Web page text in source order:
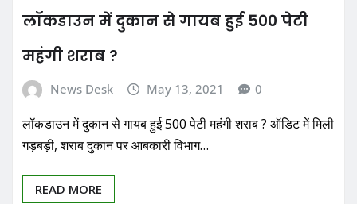
लॉकडाउन में दुकान से गायब हुई 500 पेटी
महंगी शराब ?
News Desk May 13, 2021 0
लॉकडाउन में दुकान से गायब हुई 500 पेटी महंगी शराब ? ऑडिट में मिली
गड़बड़ी, शराब दुकान पर आबकारी विभाग…
READ MORE